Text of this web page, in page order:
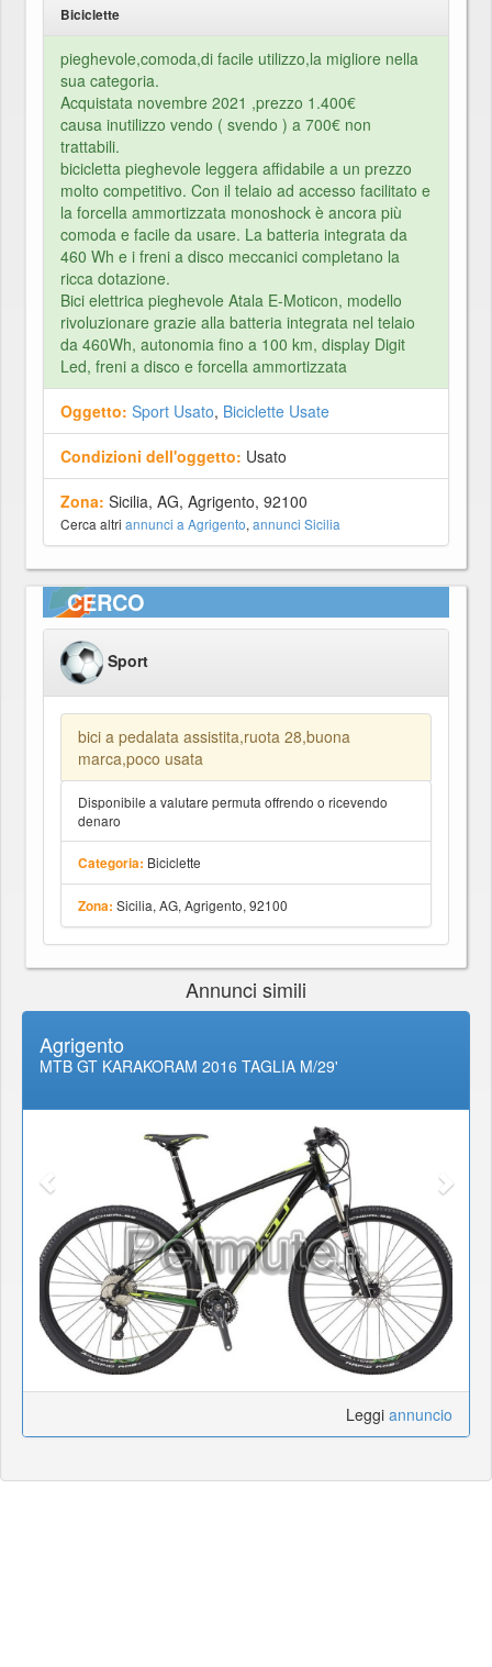
Biciclette
pieghevole,comoda,di facile utilizzo,la migliore nella
sua categoria.
Acquistata novembre 2021 ,prezzo 1.400€
causa inutilizzo vendo ( svendo ) a 700€ non
trattabili.
bicicletta pieghevole leggera affidabile a un prezzo
molto competitivo. Con il telaio ad accesso facilitato e
la forcella ammortizzata monoshock è ancora più
comoda e facile da usare. La batteria integrata da
460 Wh e i freni a disco meccanici completano la
ricca dotazione.
Bici elettrica pieghevole Atala E-Moticon, modello
rivoluzionare grazie alla batteria integrata nel telaio
da 460Wh, autonomia fino a 100 km, display Digit
Led, freni a disco e forcella ammortizzata
Oggetto: Sport Usato, Biciclette Usate
Condizioni dell'oggetto: Usato
Zona: Sicilia, AG, Agrigento, 92100
Cerca altri annunci a Agrigento, annunci Sicilia
CERCO
Sport
bici a pedalata assistita,ruota 28,buona
marca,poco usata
Disponibile a valutare permuta offrendo o ricevendo
denaro
Categoria: Biciclette
Zona: Sicilia, AG, Agrigento, 92100
Annunci simili
Agrigento
MTB GT KARAKORAM 2016 TAGLIA M/29'
Leggi annuncio